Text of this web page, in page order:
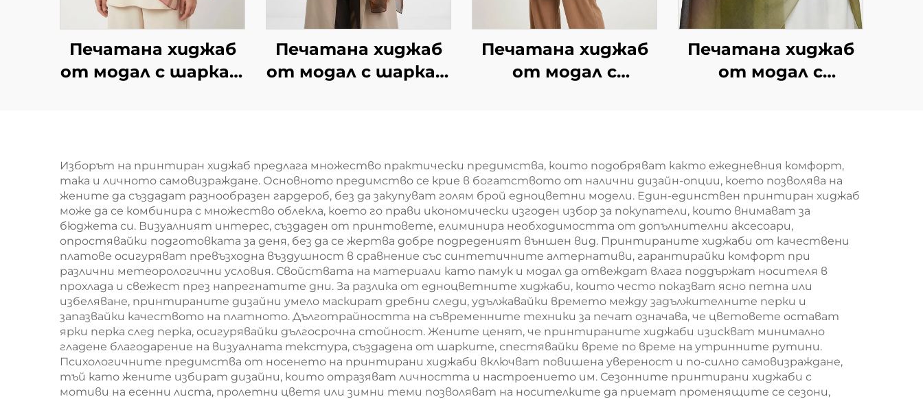
Печатана хиджаб
от модал с шарка в
Печатана хиджаб
от модал с шарка в
Печатана хиджаб
от модал с
Печатана хиджаб
от модал с
Изборът на принтиран хиджаб предлага множество практически предимства, които подобряват както ежедневния комфорт,
така и личното самовизраждане. Основното предимство се крие в богатството от налични дизайн-опции, което позволява на
жените да създадат разнообразен гардероб, без да закупуват голям брой едноцветни модели. Един-единствен принтиран хиджаб
може да се комбинира с множество облекла, което го прави икономически изгоден избор за покупатели, които внимават за
бюджета си. Визуалният интерес, създаден от принтовете, елиминира необходимостта от допълнителни аксесоари,
опростявайки подготовката за деня, без да се жертва добре подреденият външен вид. Принтираните хиджаби от качествени
платове осигуряват превъзходна въздушност в сравнение със синтетичните алтернативи, гарантирайки комфорт при
различни метеорологични условия. Свойствата на материали като памук и модал да отвеждат влага поддържат носителя в
прохлада и свежест през напрегнатите дни. За разлика от едноцветните хиджаби, които често показват ясно петна или
избеляване, принтираните дизайни умело маскират дребни следи, удължавайки времето между задължителните перки и
запазвайки качеството на платното. Дълготрайността на съвременните техники за печат означава, че цветовете остават
ярки перка след перка, осигурявайки дългосрочна стойност. Жените ценят, че принтираните хиджаби изискват минимално
гладене благодарение на визуалната текстура, създадена от шарките, спестявайки време по време на утринните рутини.
Психологичните предимства от носенето на принтирани хиджаби включват повишена увереност и по-силно самовизраждане,
тъй като жените избират дизайни, които отразяват личността и настроението им. Сезонните принтирани хиджаби с
мотиви на есенни листа, пролетни цветя или зимни теми позволяват на носителките да приемат променящите се сезони,